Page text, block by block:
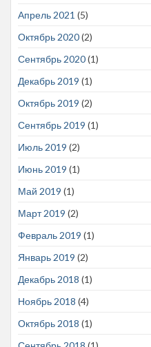
Апрель 2021 (5)
Октябрь 2020(2)
Сентябрь 2020(1)
Декабрь 2019 (1)
Октябрь 2019 (2)
Сентябрь 2019 (1)
Июль 2019 (2)
Июнь 2019 (1)
Май 2019 (1)
Март 2019 (2)
Февраль 2019 (1)
Январь 2019 (2)
Декабрь 2018 (1)
Ноябрь 2018 (4)
Октябрь 2018 (1)